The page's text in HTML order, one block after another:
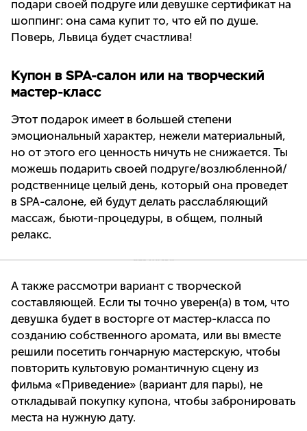
подари своей подруге или девушке сертификат на
шоппинг: она сама купит то, что ей по душе.
Поверь, Львица будет счастлива!
Купон в SPA-салон или на творческий
мастер-класс
Этот подарок имеет в большей степени
эмоциональный характер, нежели материальный,
но от этого его ценность ничуть не снижается. Ты
можешь подарить своей подруге/возлюбленной/
родственнице целый день, который она проведет
в SPA-салоне, ей будут делать расслабляющий
массаж, бьюти-процедуры, в общем, полный
релакс.
А также рассмотри вариант с творческой
составляющей. Если ты точно уверен(а) в том, что
девушка будет в восторге от мастер-класса по
созданию собственного аромата, или вы вместе
решили посетить гончарную мастерскую, чтобы
повторить культовую романтичную сцену из
фильма «Приведение» (вариант для пары), не
откладывай покупку купона, чтобы забронировать
места на нужную дату.